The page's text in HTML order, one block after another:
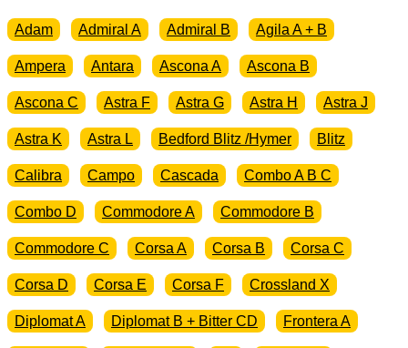
Adam Admiral A Admiral B Agila A + B
Ampera Antara Ascona A Ascona B
Ascona C Astra F Astra G Astra H Astra J
Astra K Astra L Bedford Blitz /Hymer Blitz
Calibra Campo Cascada Combo A B C
Combo D Commodore A Commodore B
Commodore C Corsa A Corsa B Corsa C
Corsa D Corsa E Corsa F Crossland X
Diplomat A Diplomat B + Bitter CD Frontera A